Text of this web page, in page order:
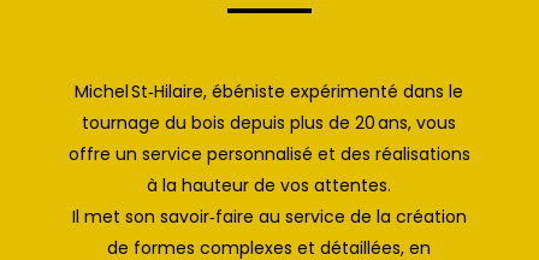
Michel St‑Hilaire, ébéniste expérimenté dans le
tournage du bois depuis plus de 20 ans, vous
offre un service personnalisé et des réalisations
à la hauteur de vos attentes.
Il met son savoir‑faire au service de la création
de formes complexes et détaillées, en